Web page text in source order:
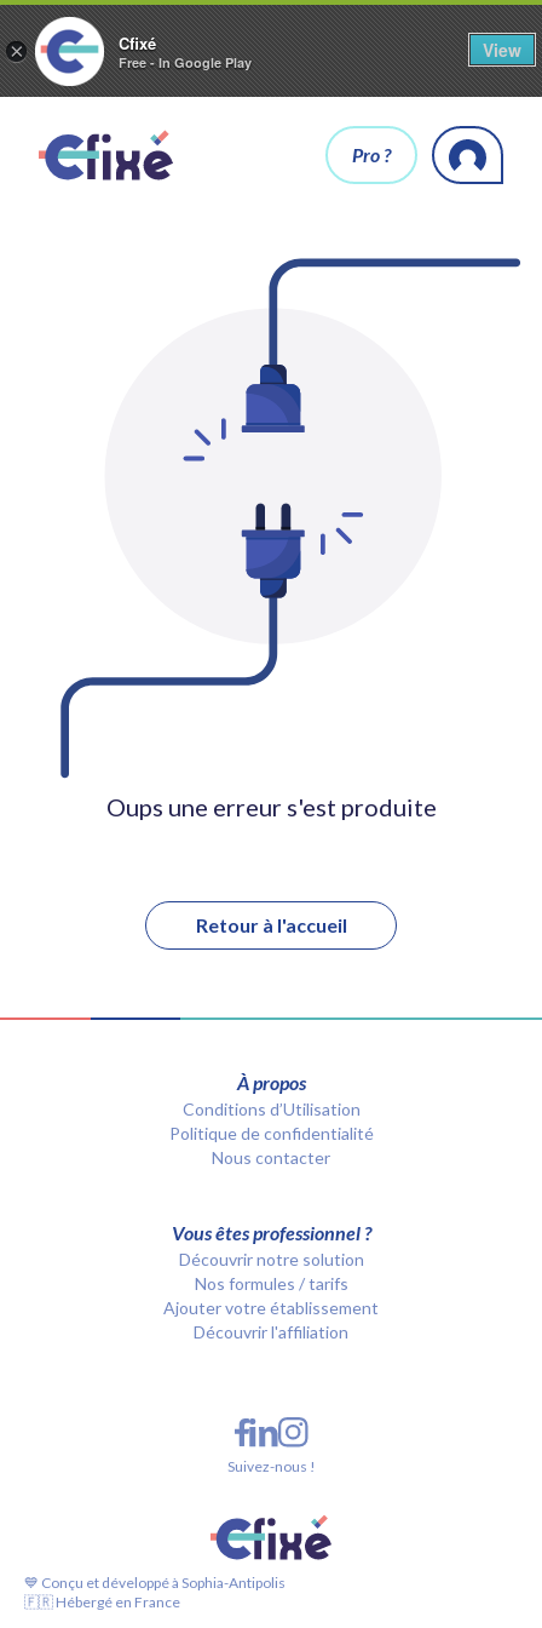
× Cfixé
Free - In Google Play
View
Pro ?
Oups une erreur s'est produite
Retour à l'accueil
À propos
Conditions d’Utilisation
Politique de confidentialité
Nous contacter
Vous êtes professionnel ?
Découvrir notre solution
Nos formules / tarifs
Ajouter votre établissement
Découvrir l'affiliation
💙 Conçu et développé à Sophia-Antipolis
🇫🇷 Hébergé en France
Suivez-nous !